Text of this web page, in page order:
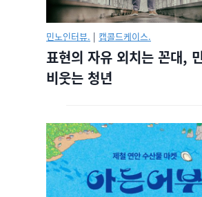
민노인터뷰. | 캡콜드케이스.
표현의 자유 외치는 꼰대,
비웃는 청년